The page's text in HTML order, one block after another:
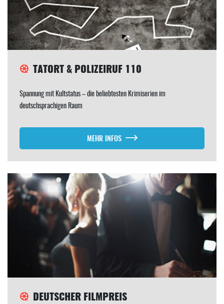
TATORT & POLIZEIRUF 110
Spannung mit Kultstatus – die beliebtesten Krimiserien im
deutschsprachigen Raum
MEHR INFOS
DEUTSCHER FILMPREIS